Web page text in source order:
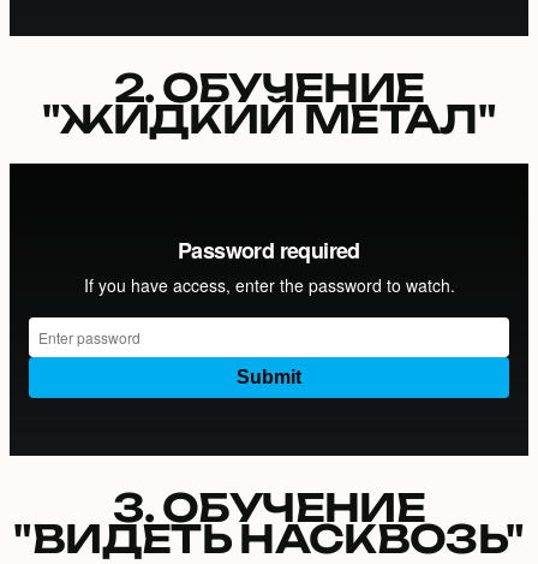
2. ОБУЧЕНИЕ
"ЖИДКИЙ МЕТАЛ"
3. ОБУЧЕНИЕ
"ВИДЕТЬ НАСКВОЗЬ"